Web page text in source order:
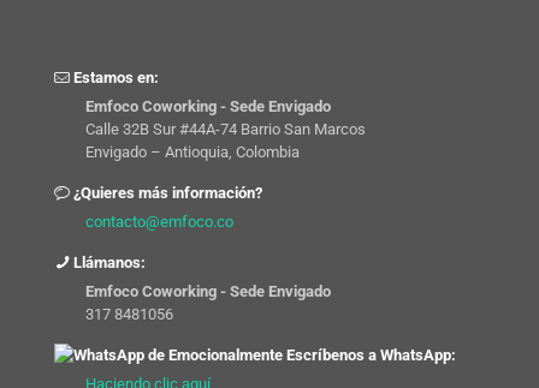
Estamos en:
Emfoco Coworking - Sede Envigado
Calle 32B Sur #44A-74 Barrio San Marcos
Envigado – Antioquia, Colombia
¿Quieres más información?
contacto@emfoco.co
Llámanos:
Emfoco Coworking - Sede Envigado
317 8481056
Escríbenos a WhatsApp:
Haciendo clic aquí